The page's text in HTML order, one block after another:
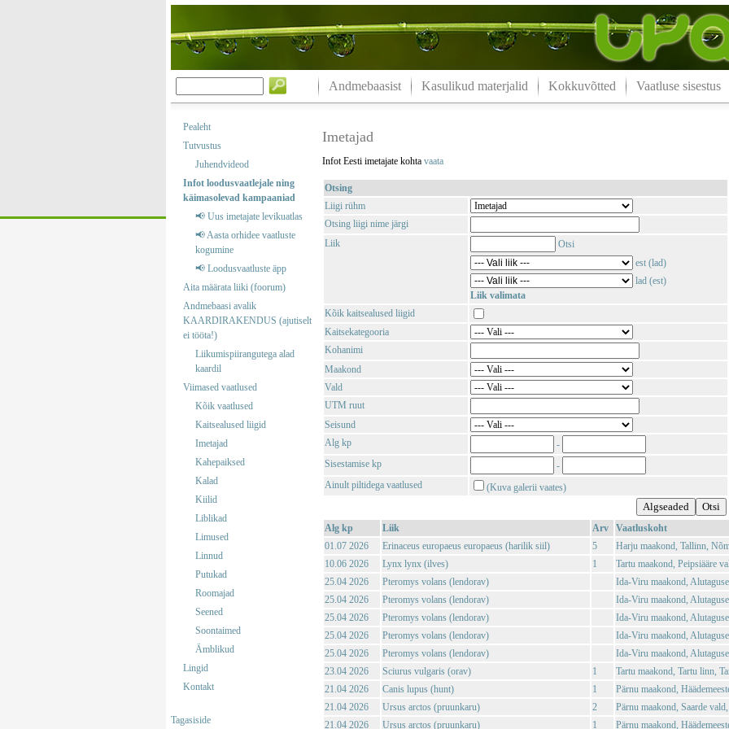
Andmebaasist Kasulikud materjalid Kokkuvõtted Vaatluse sisestus
Pealeht
Tutvustus
Juhendvideod
Infot loodusvaatlejale ning
käimasolevad kampaaniad
📢 Uus imetajate levikuatlas
📢 Aasta orhidee vaatluste
kogumine
📢 Loodusvaatluste äpp
Aita määrata liiki (foorum)
Andmebaasi avalik
KAARDIRAKENDUS (ajutiselt
ei tööta!)
Liikumispiirangutega alad
kaardil
Viimased vaatlused
Kõik vaatlused
Kaitsealused liigid
Imetajad
Kahepaiksed
Kalad
Kiilid
Liblikad
Limused
Linnud
Putukad
Roomajad
Seened
Soontaimed
Ämblikud
Lingid
Kontakt
Tagasiside
Imetajad
Infot Eesti imetajate kohta vaata
Otsing
Liigi rühm
Otsing liigi nime järgi
Liik
Otsi
est (lad)
lad (est)
Liik valimata
Kõik kaitsealused liigid
Kaitsekategooria
Kohanimi
Maakond
Vald
UTM ruut
Seisund
Alg kp
-
Sisestamise kp
-
Ainult piltidega vaatlused
(Kuva galerii vaates)
Alg kp Liik Arv
Vaatluskoht
01.07 2026
Erinaceus europaeus europaeus (harilik siil) 5
Harju maakond, Tallinn,
10.06 2026
Lynx lynx (ilves) 1
Tartu maakond, Peipsiääre
25.04 2026
Pteromys volans (lendorav)
Ida-Viru maakond,
25.04 2026
Pteromys volans (lendorav)
Ida-Viru maakond,
25.04 2026
Pteromys volans (lendorav)
Ida-Viru maakond,
25.04 2026
Pteromys volans (lendorav)
Ida-Viru maakond,
25.04 2026
Pteromys volans (lendorav)
Ida-Viru maakond,
23.04 2026
Sciurus vulgaris (orav) 1
Tartu maakond, Tartu linn,
21.04 2026
Canis lupus (hunt) 1
Pärnu maakond,
21.04 2026
Ursus arctos (pruunkaru) 2
Pärnu maakond, Saarde
21.04 2026
Ursus arctos (pruunkaru) 1 Pärnu maakond,